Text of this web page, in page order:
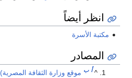
انظر أيضاً
مكتبة الأسرة
المصادر
^أ ب موقع وزارة الثقافة المصرية)